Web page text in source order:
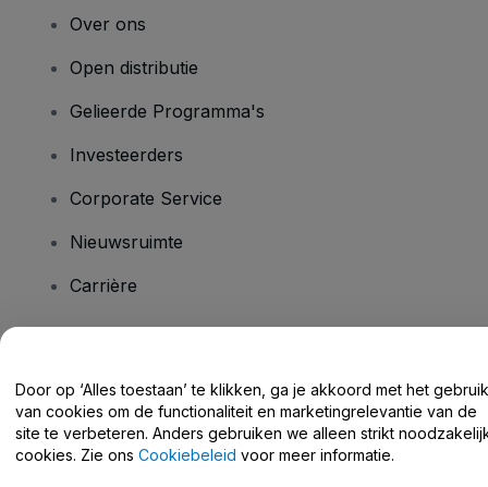
Over ons
Open distributie
Gelieerde Programma's
Investeerders
Corporate Service
Nieuwsruimte
Carrière
Helpcentrum / Neem Contact Met Ons Op
Door op ‘Alles toestaan’ te klikken, ga je akkoord met het gebruik
van cookies om de functionaliteit en marketingrelevantie van de
site te verbeteren. Anders gebruiken we alleen strikt
cookies. Zie ons Cookiebeleid voor meer informatie.